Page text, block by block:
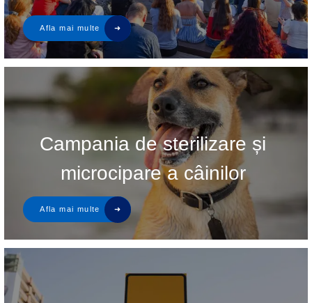
Campania de sterilizare și
microcipare a câinilor